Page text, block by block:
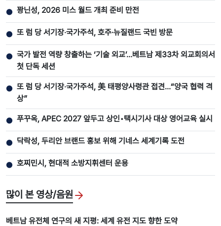
● 꽝닌성, 2026 미스 월드 개최 준비 만전
● 또 럼 당 서기장‧국가주석, 호주·뉴질랜드 국빈 방문
● 국가 발전 역량 창출하는 ‘기술 외교’…베트남 제33차 외교회의서
첫 단독 세션
● 또 럼 당 서기장‧국가주석, 美 태평양사령관 접견…“양국 협력 격
상”
● 푸꾸옥, APEC 2027 앞두고 상인•택시기사 대상 영어교육 실시
● 닥락성, 두리안 브랜드 홍보 위해 기네스 세계기록 도전
● 호찌민시, 현대적 소방지휘센터 운용
많이 본 영상/음원
베트남 유전체 연구의 새 지평: 세계 유전 지도 향한 도약